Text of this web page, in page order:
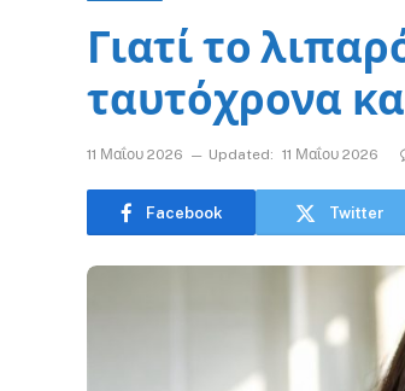
Γιατί το
ταυτόχρονα
11 Μαΐου 2026 Updated: 11 Μαΐου 2026
Facebook Twitter